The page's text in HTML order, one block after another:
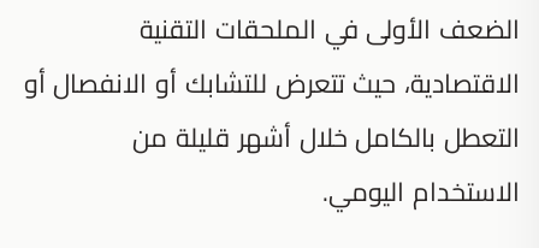
الضعف الأولى في الملحقات التقنية
الاقتصادية، حيث تتعرض للتشابك أو الانفصال أو
التعطل بالكامل خلال أشهر قليلة من
الاستخدام اليومي.